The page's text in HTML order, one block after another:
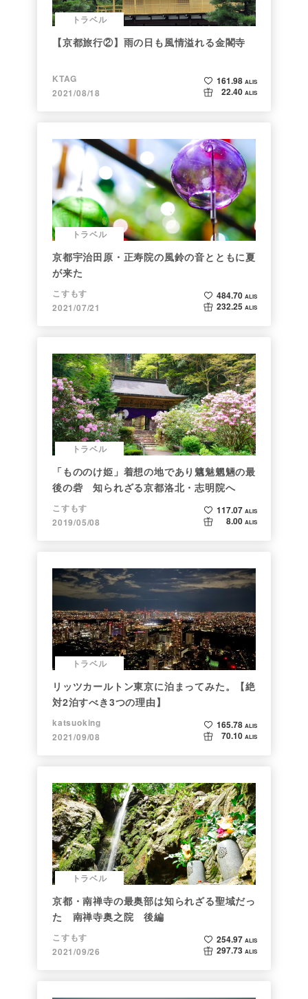
トラベル
【京都旅行②】雨の日も風情溢れる金閣寺
KTAG
2021/08/18
161.98 ALIS
22.40 ALIS
トラベル
京都宇治田原・正寿院の風鈴の音とともに夏
が来た
こすもす
2021/07/21
484.70 ALIS
232.25 ALIS
トラベル
「もののけ姫」着想の地であり魑魅魍魎の最
後の砦 知られざる京都洛北・志明院へ
こすもす
2019/05/08
117.07 ALIS
8.00 ALIS
トラベル
リッツカールトン東京に泊まってみた。【絶
対2泊すべき3つの理由】
katsuoking
2021/09/08
165.78 ALIS
70.10 ALIS
トラベル
京都・南禅寺の最奥部は知られざる聖域だっ
た 南禅寺奥之院 後編
こすもす
2021/09/26
254.97 ALIS
297.73 ALIS